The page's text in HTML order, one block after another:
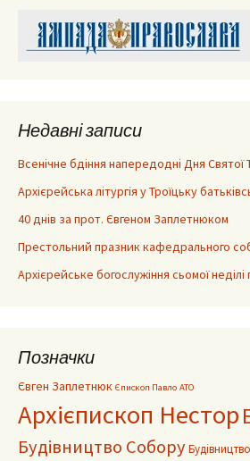
Недавні записи
Всенічне бдіння напередодні Дня Святої
Архієрейська літургія у Троїцьку
40 днів за прот. Євгеном Заплетнюком
Престольний празник кафедрального
Архієрейське богослужіння сьомої неділі
Позначки
Євген Заплетнюк Єпископ Павло АТО
Архієпископ Нестор
Будівництво Собору